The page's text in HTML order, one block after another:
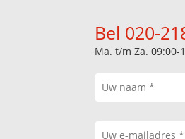
Bel 020-
Ma. t/m Za. 09:00-